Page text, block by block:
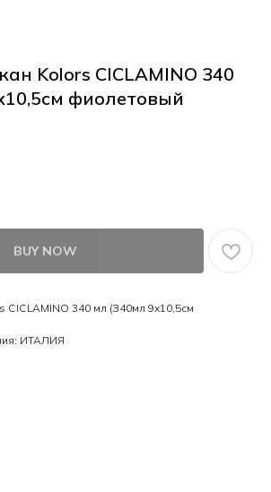
Kolors CICLAMINO 340
фиолетовый
BUY NOW
CICLAMINO 340 мл (З40мл 9х10,5см
ИТАЛИЯ